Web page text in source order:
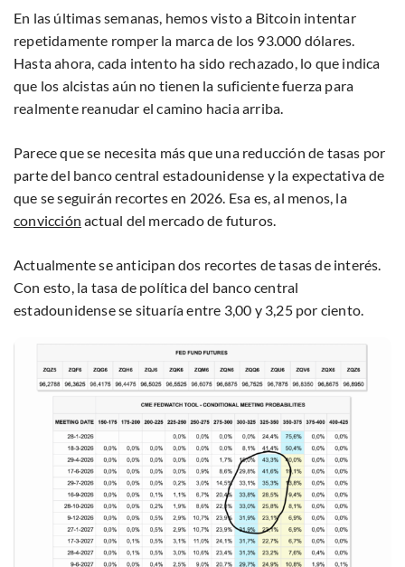
En las últimas semanas, hemos visto a Bitcoin intentar
repetidamente romper la marca de los 93.000 dólares.
Hasta ahora, cada intento ha sido rechazado, lo que indica
que los alcistas aún no tienen la suficiente fuerza para
realmente reanudar el camino hacia arriba.
Parece que se necesita más que una reducción de tasas por
parte del banco central estadounidense y la expectativa de
que se seguirán recortes en 2026. Esa es, al menos, la
convicción actual del mercado de futuros.
Actualmente se anticipan dos recortes de tasas de interés.
Con esto, la tasa de política del banco central
estadounidense se situaría entre 3,00 y 3,25 por ciento.